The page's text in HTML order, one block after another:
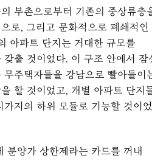
부촌으로부터 기존의 중상류층
로, 그리고 문화적으로 폐쇄적인
아파트 단지는 거대한 규모를
출 것이었다. 이 구조 안에서 잠
주택자들을 강남으로 빨아들이
할 것이었고, 개별 아파트 단지
지의 하위 모듈로 기능할 것이었
분양가 상한제라는 카드를 꺼내